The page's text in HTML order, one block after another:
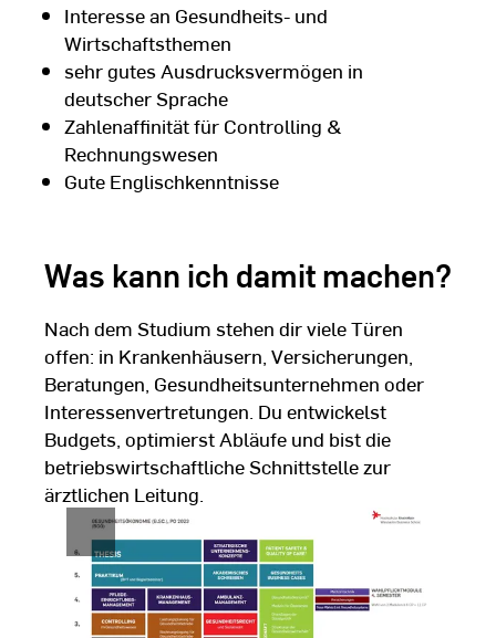
Interesse an Gesundheits- und
Wirtschaftsthemen
sehr gutes Ausdrucksvermögen in
deutscher Sprache
Zahlenaffinität für Controlling &
Rechnungswesen
Gute Englischkenntnisse
Was kann ich damit machen?
Nach dem Studium stehen dir viele Türen
offen: in Krankenhäusern, Versicherungen,
Beratungen, Gesundheitsunternehmen oder
Interessenvertretungen. Du entwickelst
Budgets, optimierst Abläufe und bist die
betriebswirtschaftliche Schnittstelle zur
ärztlichen Leitung.